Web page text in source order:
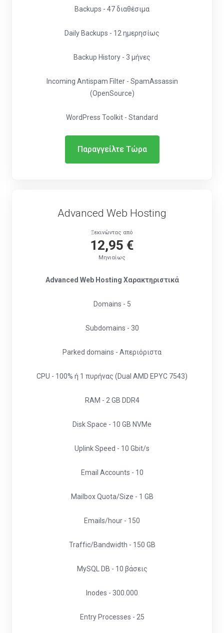
Backups - 47 διαθέσιμα
Daily Backups - 12 ημερησίως
Backup History - 3 μήνες
Incoming Antispam Filter - SpamAssassin
(OpenSource)
WordPress Toolkit - Standard
Παραγγείλτε Τώρα
Advanced Web Hosting
Ξεκινώντας από
12,95 €
Μηνιαίως
Advanced Web Hosting Χαρακτηριστικά
Domains - 5
Subdomains - 30
Parked domains - Απεριόριστα
CPU - 100% ή 1 πυρήνας (Dual AMD EPYC 7543)
RAM - 2 GB DDR4
Disk Space - 10 GB NVMe
Uplink Speed - 10 Gbit/s
Email Accounts - 10
Mailbox Quota/Size - 1 GB
Emails/hour - 150
Traffic/Bandwidth - 150 GB
MySQL DB - 10 βάσεις
Inodes - 300.000
Entry Processes - 25